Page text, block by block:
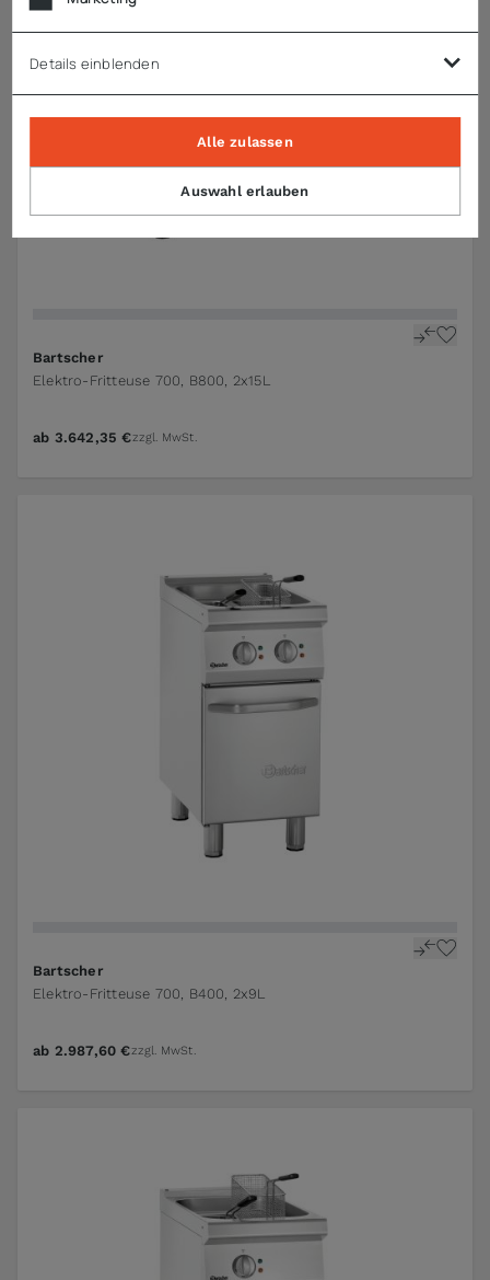
Bartscher
Elektro-Fritteuse 700, B800, 2x15L
ab 3.642,35 €zzgl. MwSt.
Bartscher
Elektro-Fritteuse 700, B400, 2x9L
ab 2.987,60 €zzgl. MwSt.
Details einblenden
Auswahl erlauben
Alle zulassen